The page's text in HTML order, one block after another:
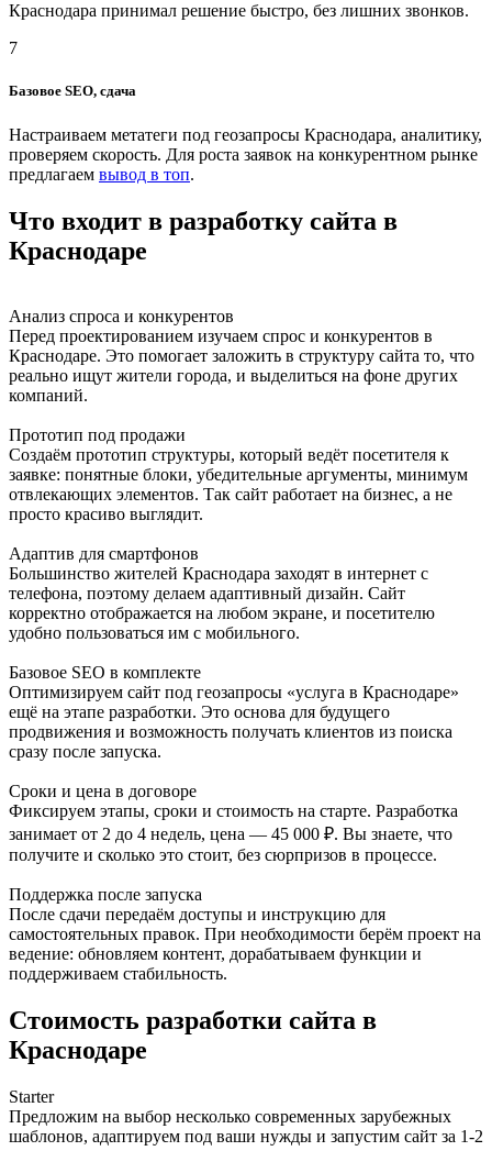
Краснодара принимал решение быстро, без лишних звонков.
7
Базовое SEO, сдача
Настраиваем метатеги под геозапросы Краснодара, аналитику,
проверяем скорость. Для роста заявок на конкурентном рынке
предлагаем вывод в топ.
Что входит в разработку сайта в
Краснодаре
Анализ спроса и конкурентов
Перед проектированием изучаем спрос и конкурентов в
Краснодаре. Это помогает заложить в структуру сайта то, что
реально ищут жители города, и выделиться на фоне других
компаний.
Прототип под продажи
Создаём прототип структуры, который ведёт посетителя к
заявке: понятные блоки, убедительные аргументы, минимум
отвлекающих элементов. Так сайт работает на бизнес, а не
просто красиво выглядит.
Адаптив для смартфонов
Большинство жителей Краснодара заходят в интернет с
телефона, поэтому делаем адаптивный дизайн. Сайт
корректно отображается на любом экране, и посетителю
удобно пользоваться им с мобильного.
Базовое SEO в комплекте
Оптимизируем сайт под геозапросы «услуга в Краснодаре»
ещё на этапе разработки. Это основа для будущего
продвижения и возможность получать клиентов из поиска
сразу после запуска.
Сроки и цена в договоре
Фиксируем этапы, сроки и стоимость на старте. Разработка
занимает от 2 до 4 недель, цена — 45 000 ₽. Вы знаете, что
получите и сколько это стоит, без сюрпризов в процессе.
Поддержка после запуска
После сдачи передаём доступы и инструкцию для
самостоятельных правок. При необходимости берём проект на
ведение: обновляем контент, дорабатываем функции и
поддерживаем стабильность.
Стоимость разработки сайта в
Краснодаре
Starter
Предложим на выбор несколько современных зарубежных
шаблонов, адаптируем под ваши нужды и запустим сайт за 1-2